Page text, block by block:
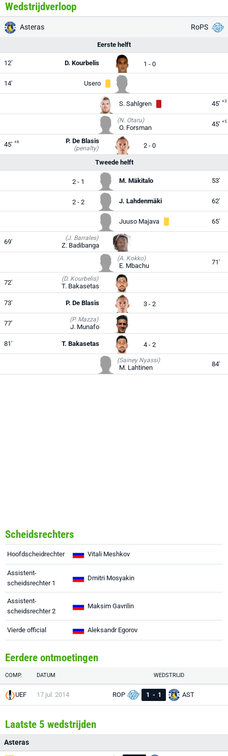
Wedstrijdverloop
Asteras RoPS
Eerste helft
12' D. Kourbelis 1 - 0
14' Usero
S. Sahlgren 45' +3
(N. Otaru)
O. Forsman 45' +5
45' +6
(penalty)
P. De Blasis
2 - 0
Tweede helft
2 - 1 M. Mäkitalo 53'
2 - 2 J. Lahdenmäki 62'
Juuso Majava 65'
69' (J. Barrales)
Z. Badibanga
(A. Kokko)
E. Mbachu 71'
72' (D. Kourbelis)
T. Bakasetas
73' P. De Blasis 3 - 2
77' (P. Mazza)
J. Munafo
81' T. Bakasetas 4 - 2
(Sainey Nyassi)
M. Lahtinen 84'
Scheidsrechters
Hoofdscheidrechter Vitali Meshkov
Assistent-
scheidsrechter 1
Dmitri Mosyakin
Assistent-
scheidsrechter 2
Maksim Gavrilin
Vierde official Aleksandr Egorov
Eerdere ontmoetingen
COMP. DATUM WEDSTRIJD
UEF 17 jul. 2014 ROP 1 - 1 AST
Laatste 5 wedstrijden
Asteras